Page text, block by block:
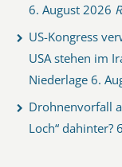
6. August 2026
US-Kongress
USA stehen im
Niederlage 6.
Drohnenvorfall
Loch“ dahinter?